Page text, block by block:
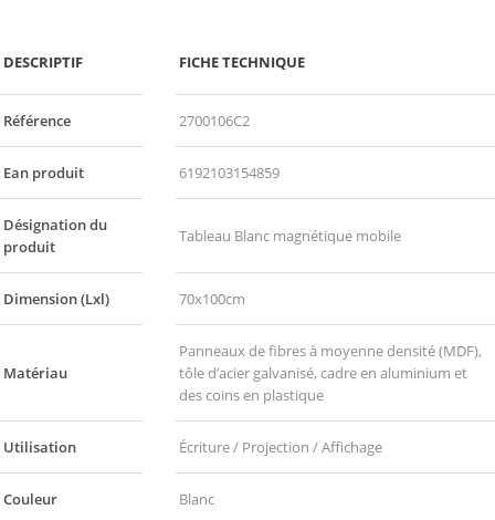
DESCRIPTIF FICHE TECHNIQUE
Référence 2700106C2
Ean produit 6192103154859
Désignation du
produit
Tableau Blanc magnétique mobile
Dimension (Lxl) 70x100cm
Matériau
Panneaux de fibres à moyenne densité (MDF),
tôle d’acier galvanisé, cadre en aluminium et
des coins en plastique
Utilisation Écriture / Projection / Affichage
Couleur Blanc